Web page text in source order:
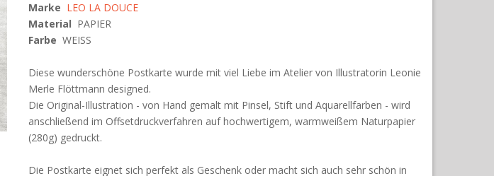
Marke LEO LA DOUCE
Material PAPIER
Farbe WEISS
Diese wunderschöne Postkarte wurde mit viel Liebe im Atelier von Illustratorin Leonie
Merle Flöttmann designed.
Die Original-Illustration - von Hand gemalt mit Pinsel, Stift und Aquarellfarben - wird
anschließend im Offsetdruckverfahren auf hochwertigem, warmweißem Naturpapier
(280g) gedruckt.
Die Postkarte eignet sich perfekt als Geschenk oder macht sich auch sehr schön in